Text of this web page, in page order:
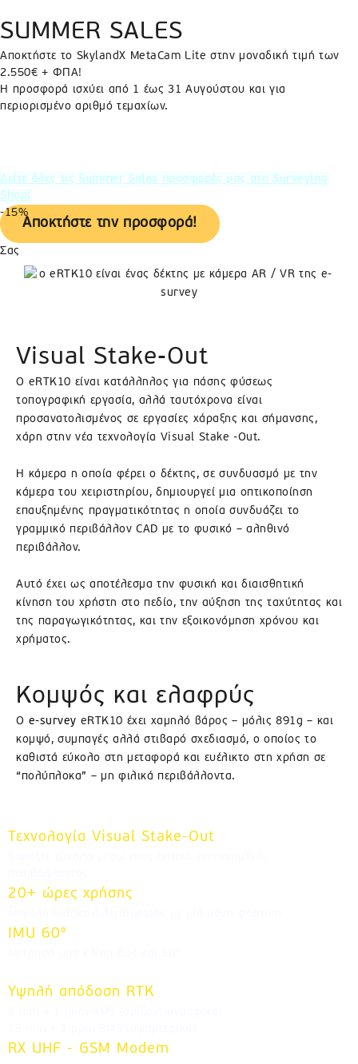
to
e-Survey eRTK10
Είναι κυκλοφορίας 2023, και διαθέτει Camera, RX UHF
(μόνο για λήψη), IMU και ενσωματωμένο GSM Module.
✉ Αίτημα Προσφοράς
Visual Stake-Out
Ο eRTK10 είναι κατάλληλος για πάσης φύσεως
τοπογραφική εργασία, αλλά ταυτόχρονα είναι
προσανατολισμένος σε εργασίες χάραξης και σήμανσης,
χάρη στην νέα τεχνολογία Visual Stake -Out.
Η κάμερα η οποία φέρει ο δέκτης, σε συνδυασμό με την
κάμερα του χειριστηρίου, δημιουργεί μια οπτικοποίηση
επαυξημένης πραγματικότητας η οποία συνδυάζει το
γραμμικό περιβάλλον CAD με το φυσικό – αληθινό
περιβάλλον.
Αυτό έχει ως αποτέλεσμα την φυσική και διαισθητική
κίνηση του χρήστη στο πεδίο, την αύξηση της ταχύτητας και
της παραγωγικότητας, και την εξοικονόμηση χρόνου και
χρήματος.
Κομψός και ελαφρύς
Ο e-survey eRTK10 έχει χαμηλό βάρος – μόλις 891g – και
κομψό, συμπαγές αλλά στιβαρό σχεδιασμό, ο οποίος το
καθιστά εύκολο στη μεταφορά και ευέλικτο στη χρήση σε
“πολύπλοκα” – μη φιλικά περιβάλλοντα.
Τεχνολογία Visual Stake-Out
20+ ώρες χρήσης
IMU 60°
Υψηλή απόδοση RTK
RX UHF - GSM Modem
SUMMER SALES
Αποκτήστε το SkylandX MetaCam Lite στην μοναδική τιμή των
2.550€ + ΦΠΑ!
Η προσφορά ισχύει από 1 έως 31 Αυγούστου και για
περιορισμένο αριθμό τεμαχίων.
Δείτε όλες τις Summer Sales προσφορές μας στο Surveying
Shop!
-15%
Αποκτήστε την προσφορά!
Σας
ενημερώνουμε
κλειστή
από
Αυγούστου
λόγω
θερινών